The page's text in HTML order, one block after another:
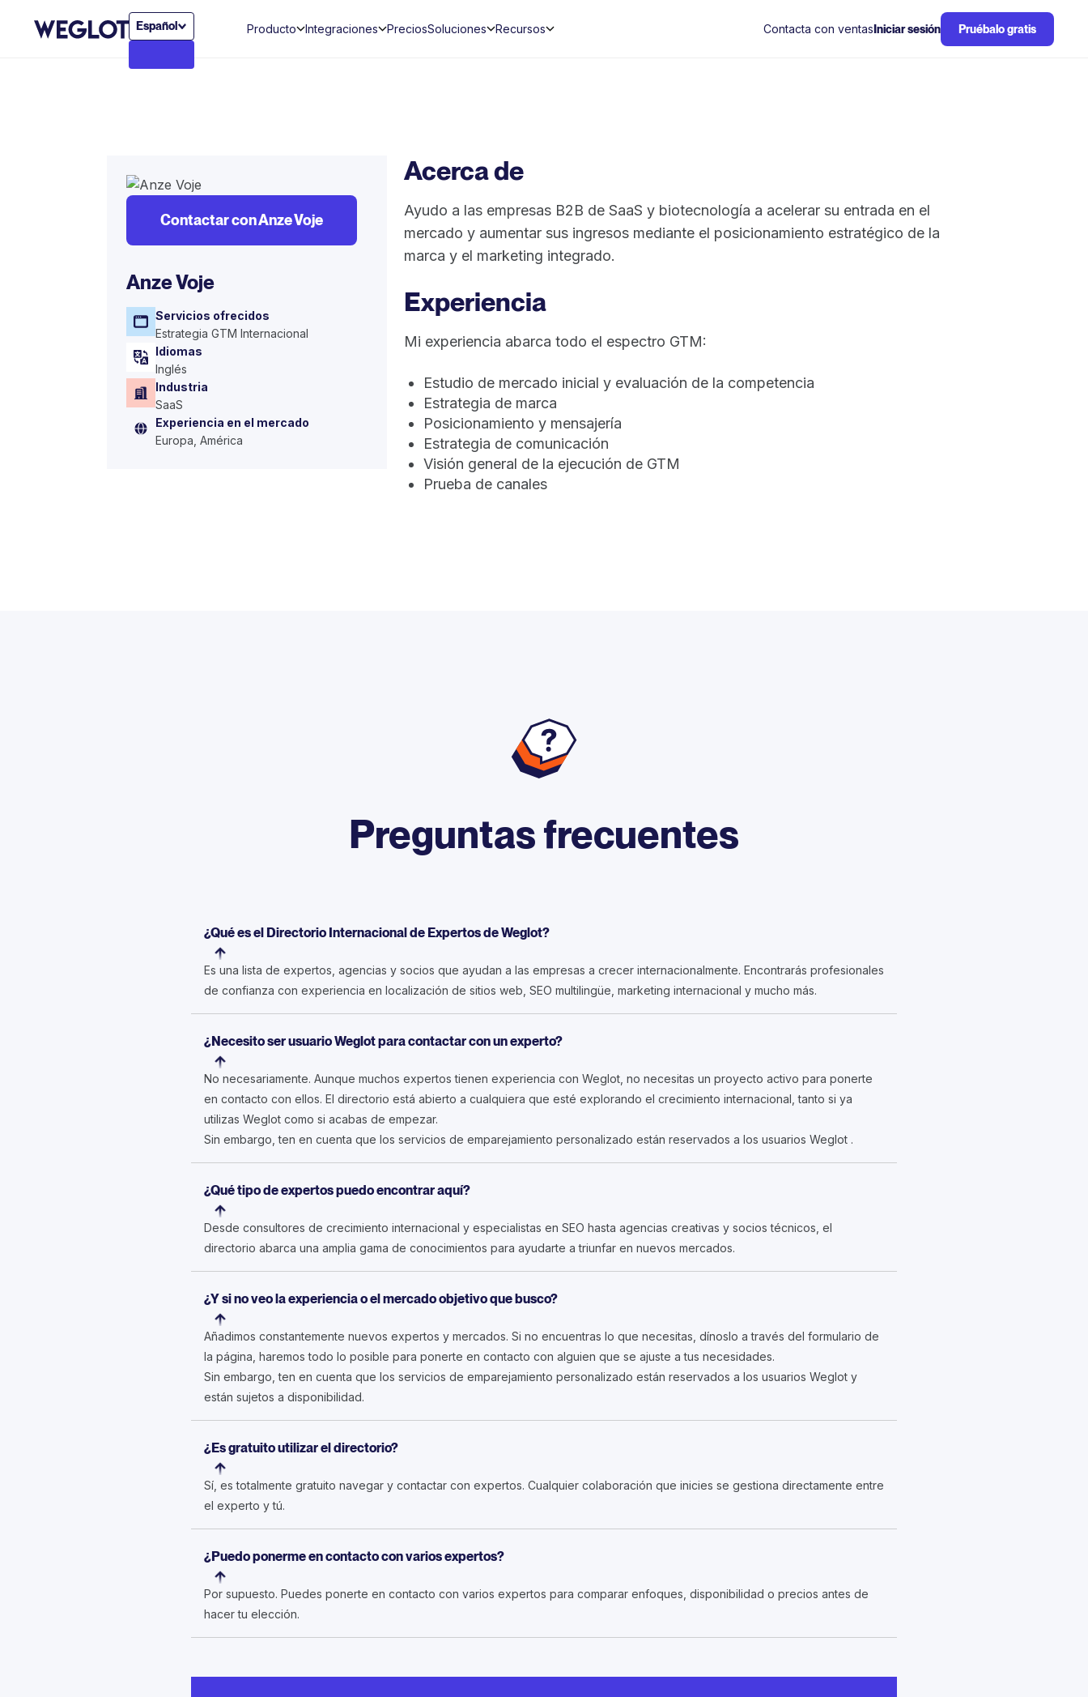
Español Producto Integraciones PreciosSoluciones Recursos Contacta con ventas Iniciar sesión Pruébalo gratis
Contactar con Anze Voje
Anze Voje
Servicios ofrecidos
Estrategia GTM Internacional
Idiomas
Inglés
Industria
SaaS
Experiencia en el mercado
Europa, América
Acerca de
Ayudo a las empresas B2B de SaaS y biotecnología a acelerar su entrada en el
mercado y aumentar sus ingresos mediante el posicionamiento estratégico de la
marca y el marketing integrado.
Experiencia
Mi experiencia abarca todo el espectro GTM:
Estudio de mercado inicial y evaluación de la competencia
Estrategia de marca
Posicionamiento y mensajería
Estrategia de comunicación
Visión general de la ejecución de GTM
Prueba de canales
Preguntas frecuentes
¿Qué es el Directorio Internacional de Expertos de Weglot?
Es una lista de expertos, agencias y socios que ayudan a las empresas a crecer internacionalmente. Encontrarás profesionales
de confianza con experiencia en localización de sitios web, SEO multilingüe, marketing internacional y mucho más.
¿Necesito ser usuario Weglot para contactar con un experto?
No necesariamente. Aunque muchos expertos tienen experiencia con Weglot, no necesitas un proyecto activo para ponerte
en contacto con ellos. El directorio está abierto a cualquiera que esté explorando el crecimiento internacional, tanto si ya
utilizas Weglot como si acabas de empezar.
Sin embargo, ten en cuenta que los servicios de emparejamiento personalizado están reservados a los usuarios Weglot .
¿Qué tipo de expertos puedo encontrar aquí?
Desde consultores de crecimiento internacional y especialistas en SEO hasta agencias creativas y socios técnicos, el
directorio abarca una amplia gama de conocimientos para ayudarte a triunfar en nuevos mercados.
¿Y si no veo la experiencia o el mercado objetivo que busco?
Añadimos constantemente nuevos expertos y mercados. Si no encuentras lo que necesitas, dínoslo a través del formulario de
la página, haremos todo lo posible para ponerte en contacto con alguien que se ajuste a tus necesidades.
Sin embargo, ten en cuenta que los servicios de emparejamiento personalizado están reservados a los usuarios Weglot y
están sujetos a disponibilidad.
¿Es gratuito utilizar el directorio?
Sí, es totalmente gratuito navegar y contactar con expertos. Cualquier colaboración que inicies se gestiona directamente entre
el experto y tú.
¿Puedo ponerme en contacto con varios expertos?
Por supuesto. Puedes ponerte en contacto con varios expertos para comparar enfoques, disponibilidad o precios antes de
hacer tu elección.